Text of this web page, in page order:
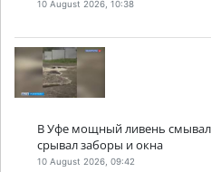
10 August 2026, 10:38
В Уфе мощный ливень смывал
срывал заборы и окна
10 August 2026, 09:42